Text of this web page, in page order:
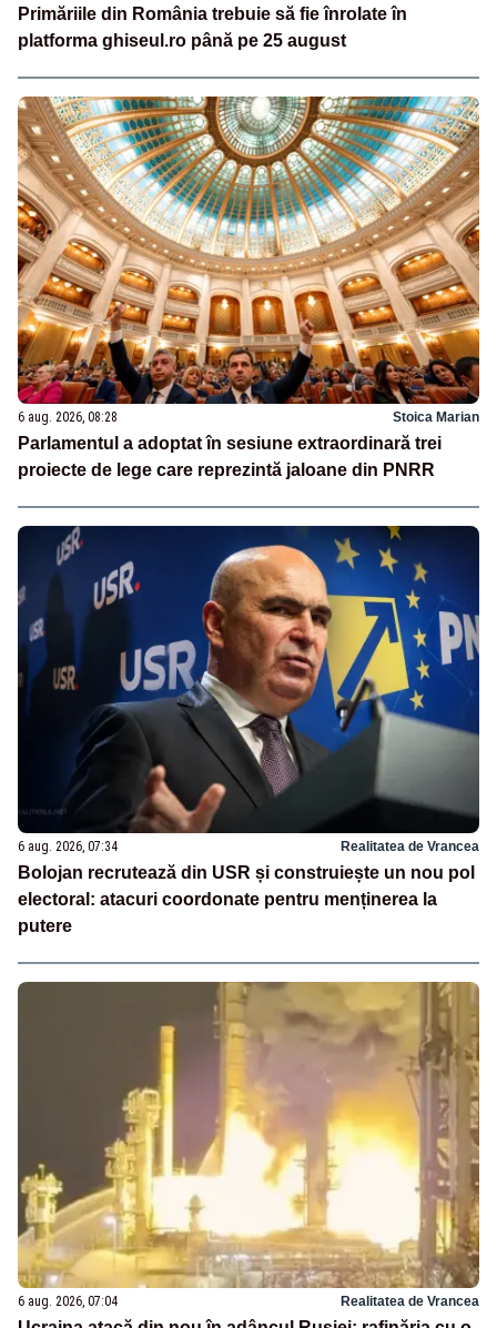
Primăriile din România trebuie să fie înrolate în
platforma ghiseul.ro până pe 25 august
6 aug. 2026, 08:28 Stoica Marian
Parlamentul a adoptat în sesiune extraordinară trei
proiecte de lege care reprezintă jaloane din PNRR
6 aug. 2026, 07:34 Realitatea de Vrancea
Bolojan recrutează din USR și construiește un nou pol
electoral: atacuri coordonate pentru menținerea la
putere
6 aug. 2026, 07:04 Realitatea de Vrancea